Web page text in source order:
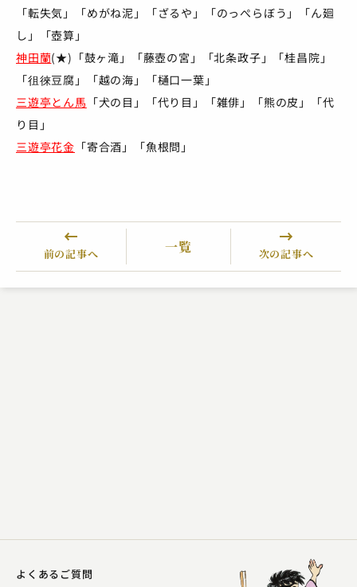
「転失気」「めがね泥」「ざるや」「のっぺらぼう」「ん廻
し」「壺算」
神田蘭(★)「鼓ヶ滝」「藤壺の宮」「北条政子」「桂昌院」
「徂徠豆腐」「越の海」「樋口一葉」
三遊亭とん馬 「犬の目」「代り目」「雑俳」「熊の皮」「代
り目」
三遊亭花金 「寄合酒」「魚根問」
前の記事へ 一覧 次の記事へ
よくあるご質問